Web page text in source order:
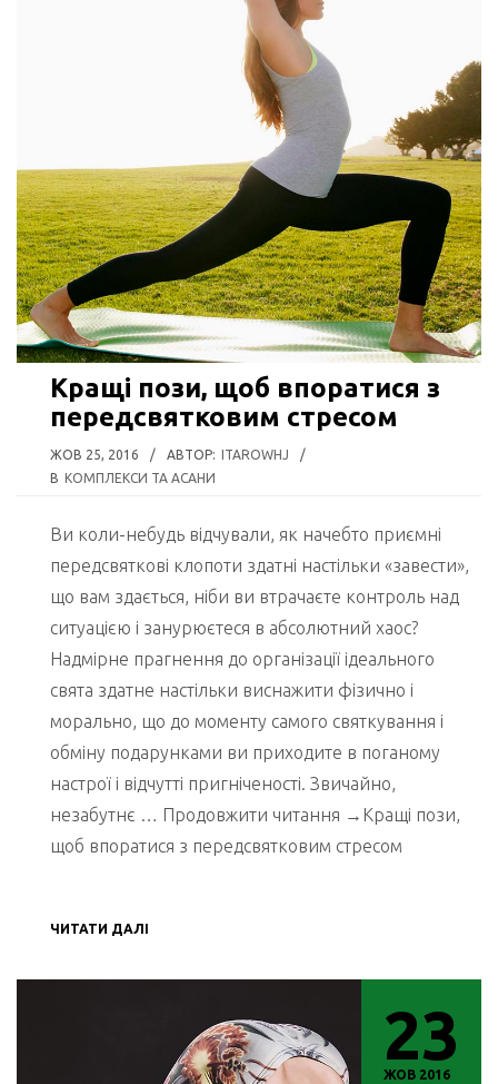
Кращі пози, щоб впоратися з
передсвятковим стресом
ЖОВ 25, 2016 / АВТОР: ITAROWHJ
/
В
КОМПЛЕКСИ ТА АСАНИ
Ви коли-небудь відчували, як начебто приємні
передсвяткові клопоти здатні настільки «завести»,
що вам здається, ніби ви втрачаєте контроль над
ситуацією і занурюєтеся в абсолютний хаос?
Надмірне прагнення до організації ідеального
свята здатне настільки виснажити фізично і
морально, що до моменту самого святкування і
обміну подарунками ви приходите в поганому
настрої і відчутті пригніченості. Звичайно,
незабутнє … Продовжити читання →Кращі пози,
щоб впоратися з передсвятковим стресом
ЧИТАТИ ДАЛІ
23
ЖОВ 2016